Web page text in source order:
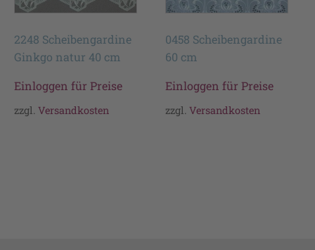
2248 Scheibengardine
Ginkgo natur 40 cm
Einloggen für Preise
zzgl. Versandkosten
0458 Scheibengardine
60 cm
Einloggen für Preise
zzgl.Versandkosten